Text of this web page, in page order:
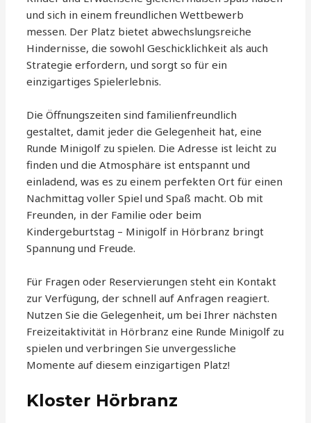
und sich in einem freundlichen Wettbewerb
messen. Der Platz bietet abwechslungsreiche
Hindernisse, die sowohl Geschicklichkeit als auch
Strategie erfordern, und sorgt so für ein
einzigartiges Spielerlebnis.
Die Öffnungszeiten sind familienfreundlich
gestaltet, damit jeder die Gelegenheit hat, eine
Runde Minigolf zu spielen. Die Adresse ist leicht zu
finden und die Atmosphäre ist entspannt und
einladend, was es zu einem perfekten Ort für einen
Nachmittag voller Spiel und Spaß macht. Ob mit
Freunden, in der Familie oder beim
Kindergeburtstag – Minigolf in Hörbranz bringt
Spannung und Freude.
Für Fragen oder Reservierungen steht ein Kontakt
zur Verfügung, der schnell auf Anfragen reagiert.
Nutzen Sie die Gelegenheit, um bei Ihrer nächsten
Freizeitaktivität in Hörbranz eine Runde Minigolf zu
spielen und verbringen Sie unvergessliche
Momente auf diesem einzigartigen Platz!
Kloster Hörbranz